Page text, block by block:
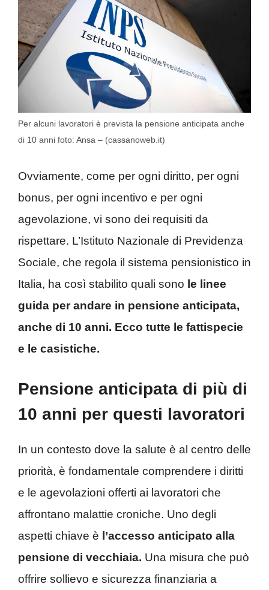
Per alcuni lavoratori è prevista la pensione anticipata anche
di 10 anni foto: Ansa – (cassanoweb.it)
Ovviamente, come per ogni diritto, per ogni
bonus, per ogni incentivo e per ogni
agevolazione, vi sono dei requisiti da
rispettare. L’Istituto Nazionale di Previdenza
Sociale, che regola il sistema pensionistico in
Italia, ha così stabilito quali sono le linee
guida per andare in pensione anticipata,
anche di 10 anni. Ecco tutte le fattispecie
e le casistiche.
Pensione anticipata di più di
10 anni per questi lavoratori
In un contesto dove la salute è al centro delle
priorità, è fondamentale comprendere i diritti
e le agevolazioni offerti ai lavoratori che
affrontano malattie croniche. Uno degli
aspetti chiave è l’accesso anticipato alla
pensione di vecchiaia. Una misura che può
offrire sollievo e sicurezza finanziaria a